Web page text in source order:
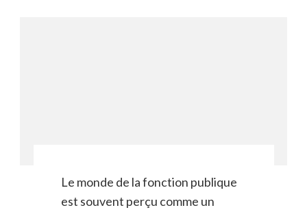
Le monde de la fonction publique
est souvent perçu comme un